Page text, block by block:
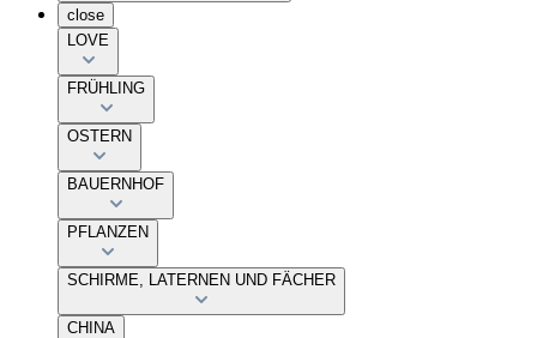
close
LOVE
FRÜHLING
OSTERN
BAUERNHOF
PFLANZEN
SCHIRME, LATERNEN UND FÄCHER
CHINA